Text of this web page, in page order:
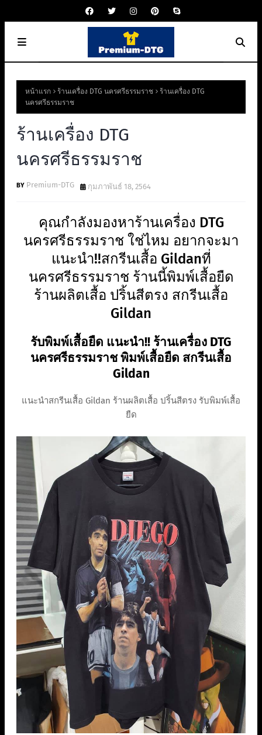
หน้าแรก ร้านเครื่อง DTG นครศรีธรรมราช
ร้านเครื่อง DTG
นครศรีธรรมราช
ร้านเครื่อง DTG
นครศรีธรรมราช
Premium-DTG กุมภาพันธ์ 18, 2564
คุณกำลังมองหาร้านเครื่อง DTG
นครศรีธรรมราช ใช่ไหม อยากจะมา
แนะนำ!!สกรีนเสื้อ Gildanที่
นครศรีธรรมราช ร้านนี้พิมพ์เสื้อยืด
ร้านผลิตเสื้อ ปริ้นสีตรง สกรีนเสื้อ
Gildan
รับพิมพ์เสื้อยืด แนะนำ!! ร้านเครื่อง DTG
นครศรีธรรมราช พิมพ์เสื้อยืด สกรีนเสื้อ
Gildan
แนะนำสกรีนเสื้อ Gildan ร้านผลิตเสื้อ ปริ้นสีตรง รับพิมพ์เสื้อ
ยืด